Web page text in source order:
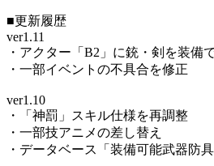
■更新履歴
ver1.11
・アクター「B2」に銃・剣を装備
・一部イベントの不具合を修正
ver1.10
・「神罰」スキル仕様を再調整
・一部技アニメの差し替え
・データベース「装備可能武器防